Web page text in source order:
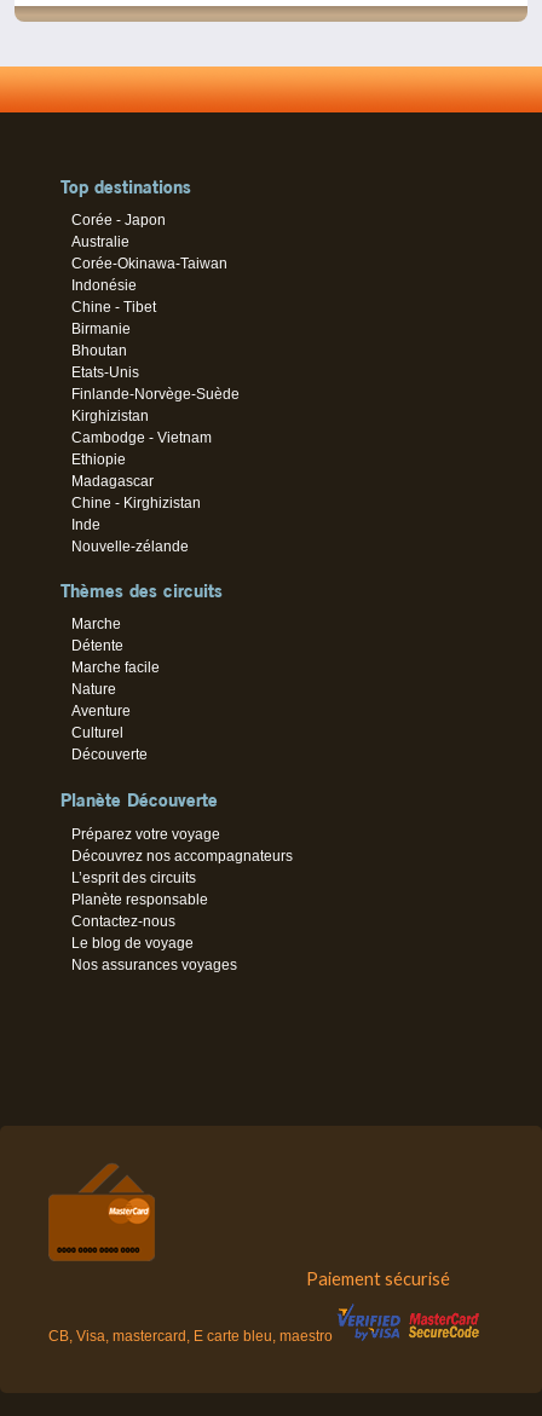
Top destinations
Corée - Japon
Australie
Corée-Okinawa-Taiwan
Indonésie
Chine - Tibet
Birmanie
Bhoutan
Etats-Unis
Finlande-Norvège-Suède
Kirghizistan
Cambodge - Vietnam
Ethiopie
Madagascar
Chine - Kirghizistan
Inde
Nouvelle-zélande
Thèmes des circuits
Marche
Détente
Marche facile
Nature
Aventure
Culturel
Découverte
Planète Découverte
Préparez votre voyage
Découvrez nos accompagnateurs
L’esprit des circuits
Planète responsable
Contactez-nous
Le blog de voyage
Nos assurances voyages
Paiement sécurisé
CB, Visa, mastercard, E carte bleu, maestro